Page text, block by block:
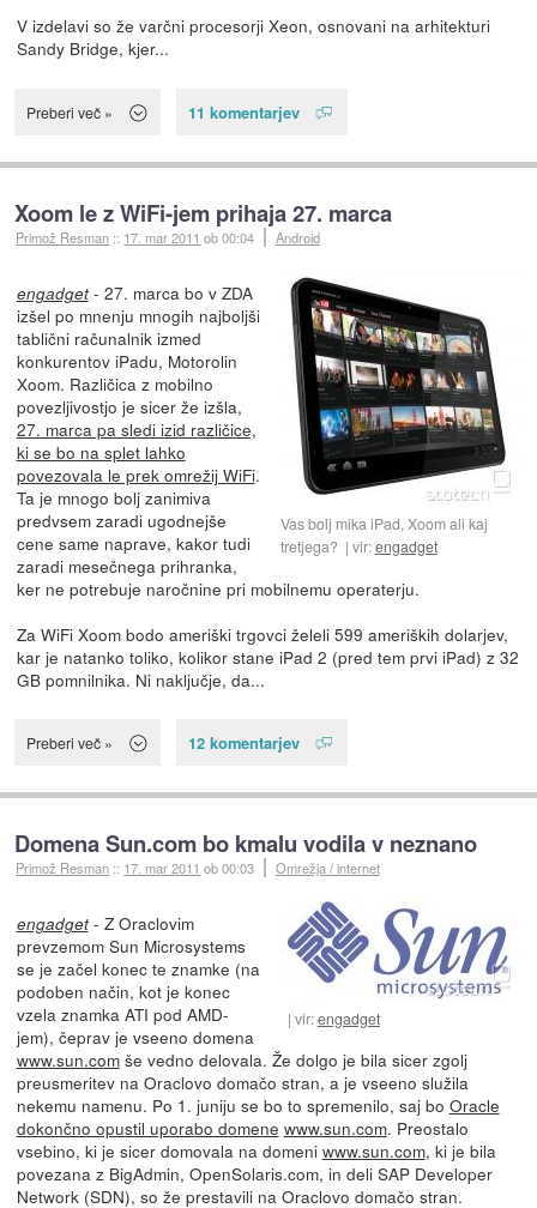
V izdelavi so že varčni procesorji Xeon, osnovani na arhitekturi
Sandy Bridge, kjer...
Preberi več » 11 komentarjev
Xoom le z WiFi-jem prihaja 27. marca
Primož Resman :: 17. mar 2011 ob 00:04 Android
Vas bolj mika iPad, Xoom ali kaj
tretjega?
vir:engadget
engadget- 27. marca bo v ZDA
izšel po mnenju mnogih najboljši
tablični računalnik izmed
konkurentov iPadu, Motorolin
Xoom. Različica z mobilno
povezljivostjo je sicer že izšla,
27. marca pa sledi izid različice,
ki se bo na splet lahko
povezovala le prek omrežij WiFi.
Ta je mnogo bolj zanimiva
predvsem zaradi ugodnejše
cene same naprave, kakor tudi
zaradi mesečnega prihranka,
ker ne potrebuje naročnine pri mobilnemu operaterju.
Za WiFi Xoom bodo ameriški trgovci želeli 599 ameriških dolarjev,
kar je natanko toliko, kolikor stane iPad 2 (pred tem prvi iPad) z 32
GB pomnilnika. Ni naključje, da...
Preberi več » 12 komentarjev
Domena Sun.com bo kmalu vodila v neznano
Primož Resman :: 17. mar 2011 ob 00:03 Omrežja / internet
vir:engadget
engadget- Z Oraclovim
prevzemom Sun Microsystems
se je začel konec te znamke (na
podoben način, kot je konec
vzela znamka ATI pod AMD-
jem), čeprav je vseeno domena
www.sun.comše vedno delovala. Že dolgo je bila sicer zgolj
preusmeritev na Oraclovo domačo stran, a je vseeno služila
nekemu namenu. Po 1. juniju se bo to spremenilo, saj bo Oracle
dokončno opustil uporabo domene www.sun.com. Preostalo
vsebino, ki je sicer domovala na domeni www.sun.com, ki je bila
povezana z BigAdmin, OpenSolaris.com, in deli SAP Developer
Network (SDN), so že prestavili na Oraclovo domačo stran.